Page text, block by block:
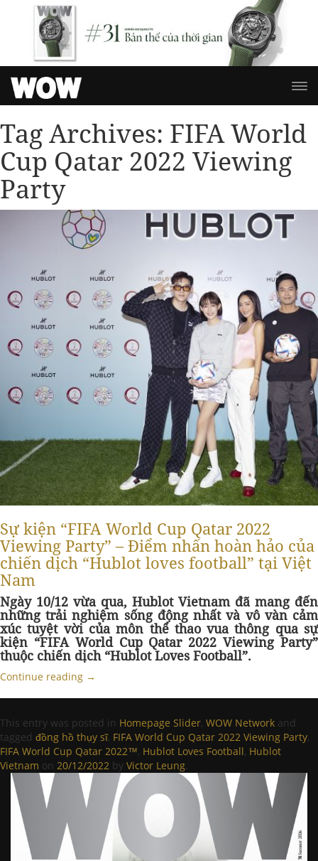
Tag Archives: FIFA World
Cup Qatar 2022 Viewing
Party
Sự kiện “FIFA World Cup Qatar 2022
Viewing Party” – Điểm nhấn hoàn hảo của
chiến dịch “Hublot loves football” tại Việt
Nam
Ngày 10/12 vừa qua, Hublot Vietnam đã mang đến
những trải nghiệm sống động nhất và vô vàn cảm
xúc tuyệt vời của môn thể thao vua thông qua sự
kiện “FIFA World Cup Qatar 2022 Viewing Party”
thuộc chiến dịch “Hublot Loves Football”.
Continue reading →
This entry was posted in Homepage Slider, WOW Network and
tagged đồng hồ thụy sĩ, FIFA World Cup Qatar 2022 Viewing Party,
FIFA World Cup Qatar 2022™, Hublot Loves Football, Hublot
Vietnam on 20/12/2022 by Victor Leung.